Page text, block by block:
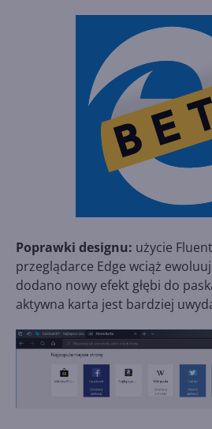
Poprawki designu: użycie
przeglądarce Edge wciąż
dodano nowy efekt głębi do
aktywna karta jest bardziej